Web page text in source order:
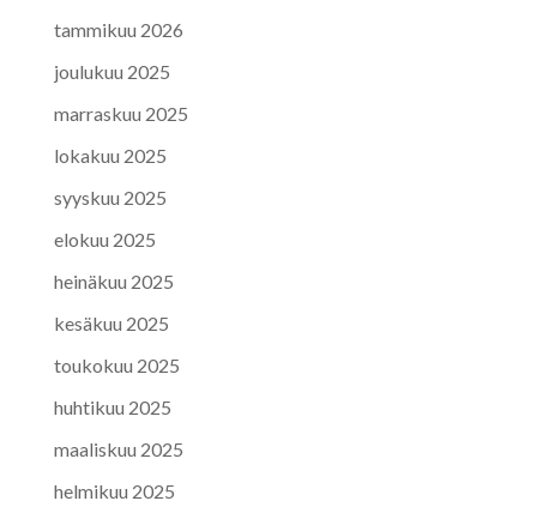
tammikuu 2026
joulukuu 2025
marraskuu 2025
lokakuu 2025
syyskuu 2025
elokuu 2025
heinäkuu 2025
kesäkuu 2025
toukokuu 2025
huhtikuu 2025
maaliskuu 2025
helmikuu 2025